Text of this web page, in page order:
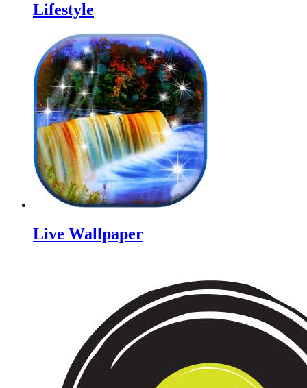
Lifestyle
Live Wallpaper